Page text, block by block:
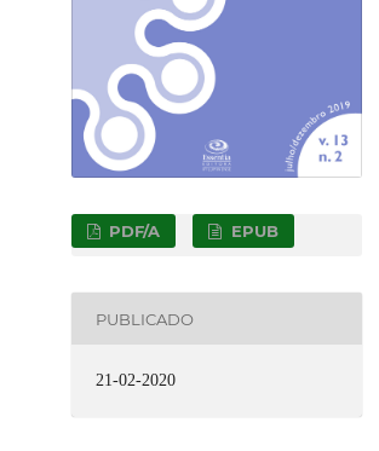
PDF/A EPUB
PUBLICADO
21-02-2020